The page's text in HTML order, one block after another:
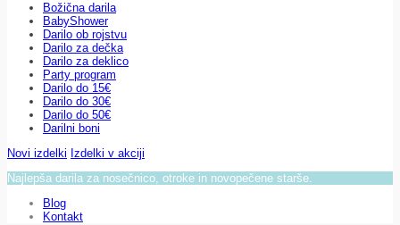
Božična darila
BabyShower
Darilo ob rojstvu
Darilo za dečka
Darilo za deklico
Party program
Darilo do 15€
Darilo do 30€
Darilo do 50€
Darilni boni
Novi izdelki Izdelki v akciji
Najlepša darila za nosečnico, otroke in novopečene starše.
Blog
Kontakt